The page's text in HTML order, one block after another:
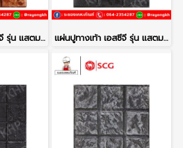
แผ่นปูทางเท้า เอสซีจี รุ่น แสตมป์เพฟ ลายโคโม่ สีส้ม แผ่นปูทางเท้า เอสซีจี รุ่น แสตมป์เพฟ ลายโคโม่ สีดำ